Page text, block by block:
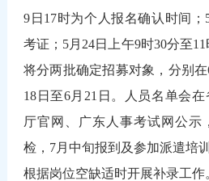
9日17时为个人报名确认时间
考证；5月24日上午9时30分至
将分两批确定招募对象，分别在
18日至6月21日。人员名单会
厅官网、广东人事考试网公示
检，7月中旬报到及参加派遣培
根据岗位空缺适时开展补录工作